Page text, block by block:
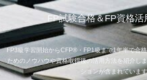
FP試験合格＆FP資格活
FP3級学習開始からCFP®・FP1級まで1年半で合
ためのノウハウや資格取得後の活用方法を紹介し
ションが含まれています